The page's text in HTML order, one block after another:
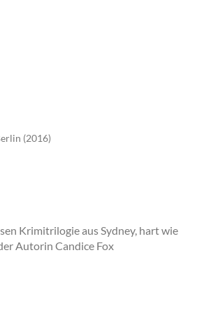
(2016)
Krimitrilogie aus Sydney, hart wie
Autorin Candice Fox